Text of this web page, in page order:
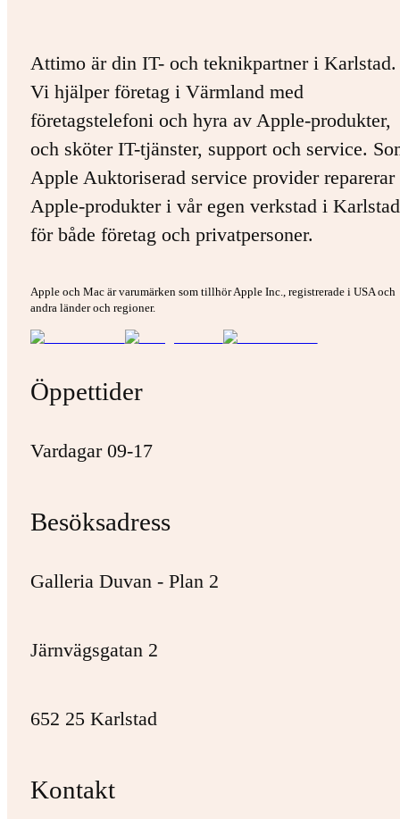
Attimo är din IT- och teknikpartner i Karlstad.
Vi hjälper företag i Värmland med
företagstelefoni och hyra av Apple-produkter,
och sköter IT-tjänster, support och service.
Apple Auktoriserad service provider
Apple-produkter i vår egen verkstad i
för både företag och privatpersoner.
Apple och Mac är varumärken som tillhör Apple Inc., registrerade i USA och
andra länder och regioner.
Öppettider
Vardagar 09-17
Besöksadress
Galleria Duvan - Plan 2
Järnvägsgatan 2
652 25 Karlstad
Kontakt